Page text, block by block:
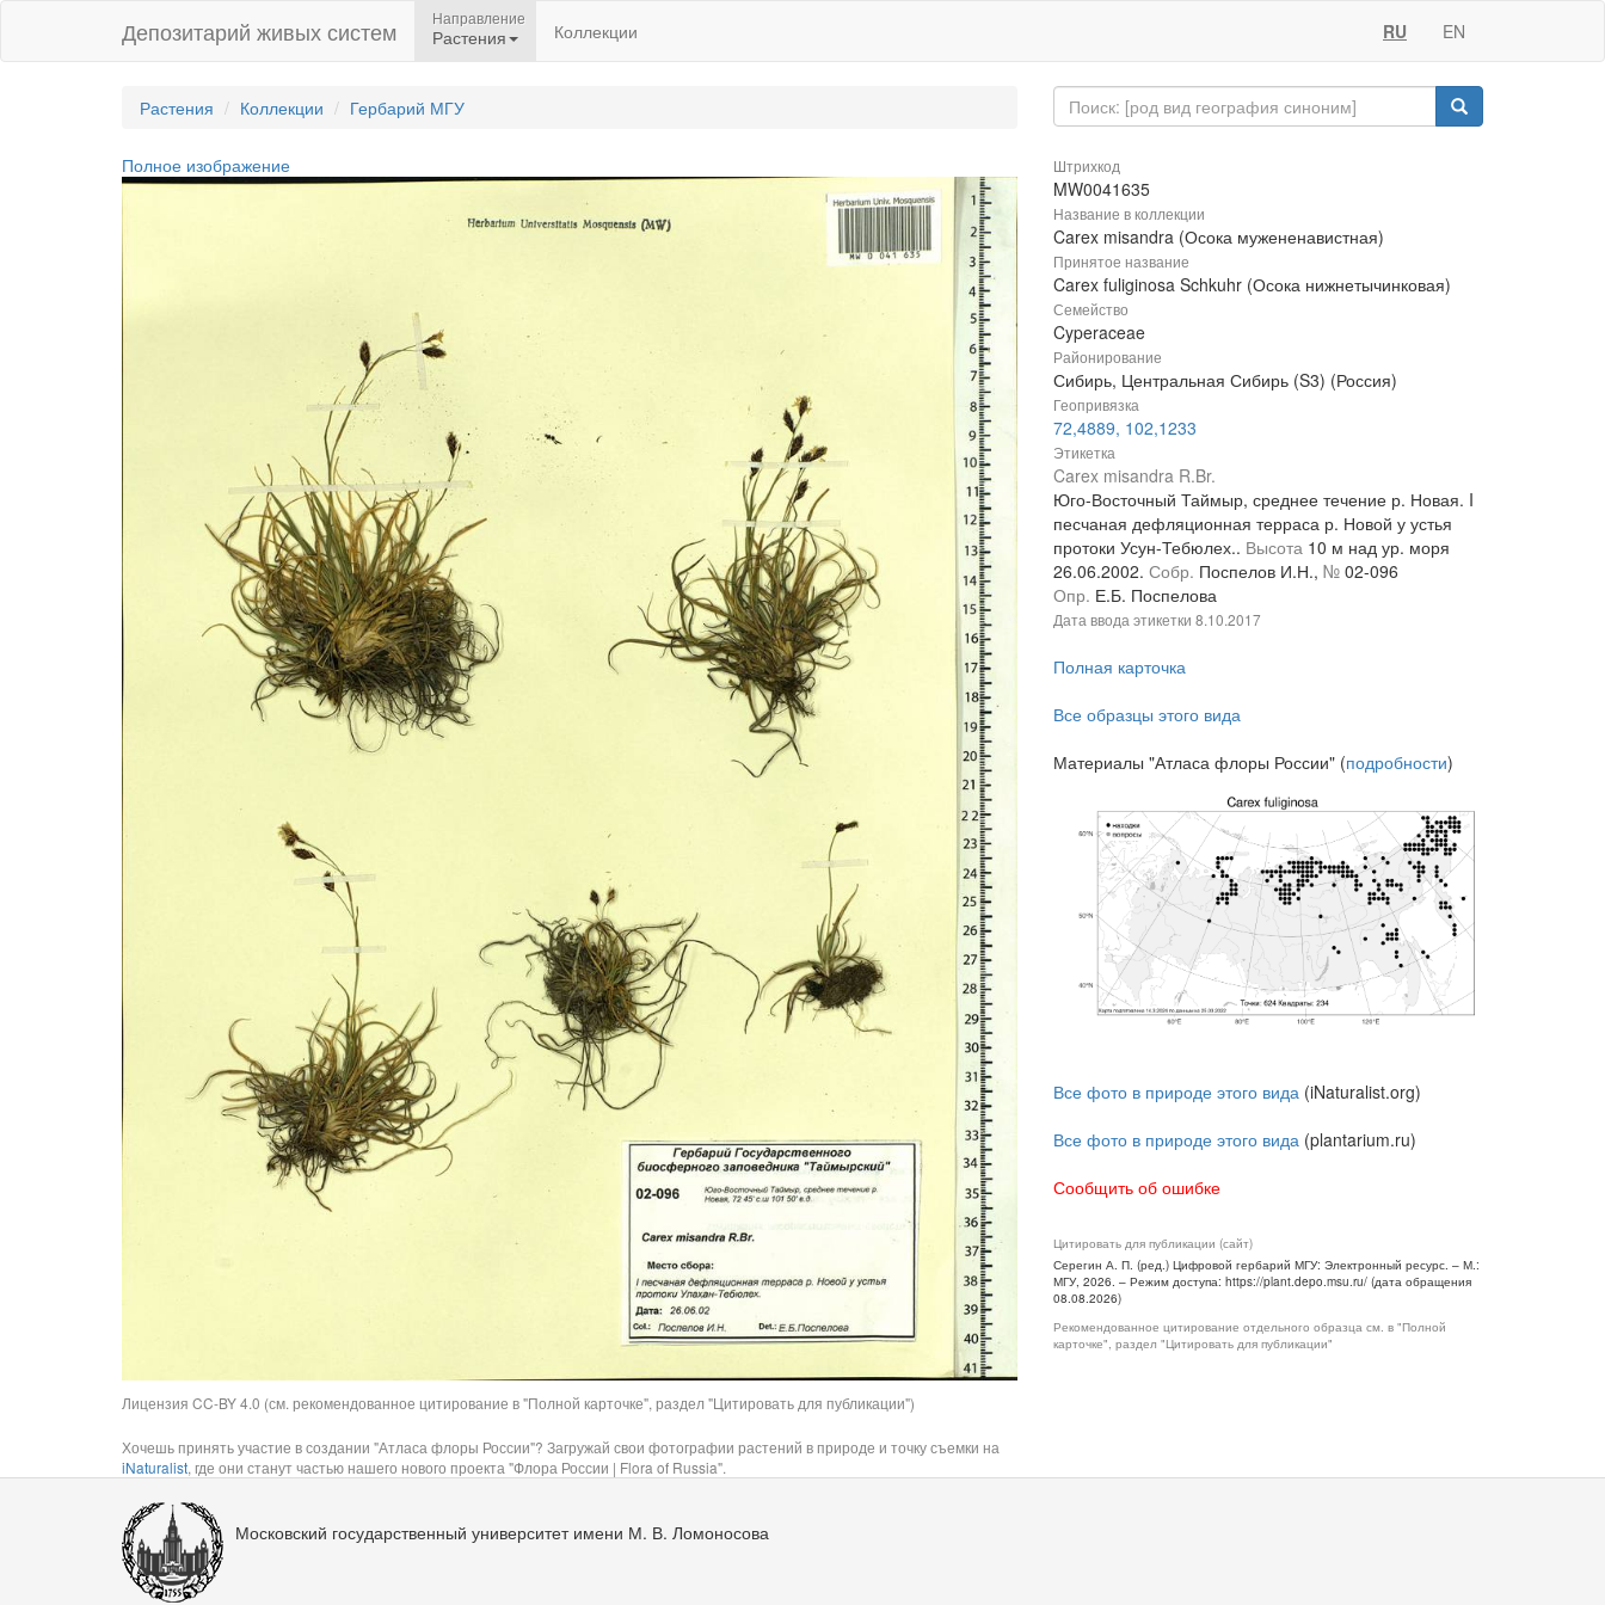
Депозитарий живых систем Направление
Растения Коллекции RU EN
Растения Коллекции Гербарий МГУ
Полное изображение
Лицензия CC-BY 4.0 (см. рекомендованное цитирование в "Полной карточке", раздел "Цитировать для публикации")
Хочешь принять участие в создании "Атласа флоры России"? Загружай свои фотографии растений в природе и точку съемки на
iNaturalist, где они станут частью нашего нового проекта "Флора России | Flora of Russia".
Штрихкод
MW0041635
Название в коллекции
Carex misandra (Осока мужененавистная)
Принятое название
Carex fuliginosa Schkuhr (Осока нижнетычинковая)
Семейство
Cyperaceae
Районирование
Сибирь, Центральная Сибирь (S3) (Россия)
Геопривязка
72,4889, 102,1233
Этикетка
Carex misandra R.Br.
Юго-Восточный Таймыр, среднее течение р. Новая. I
песчаная дефляционная терраса р. Новой у устья
протоки Усун-Тебюлех.. Высота 10 м над ур. моря
26.06.2002. Собр. Поспелов И.Н., № 02-096
Опр. Е.Б. Поспелова
Дата ввода этикетки 8.10.2017
Полная карточка
Все образцы этого вида
Материалы "Атласа флоры России" (подробности)
Все фото в природе этого вида (iNaturalist.org)
Все фото в природе этого вида (plantarium.ru)
Сообщить об ошибке
Цитировать для публикации (сайт)
Серегин А. П. (ред.) Цифровой гербарий МГУ: Электронный ресурс. – М.:
МГУ, 2026. – Режим доступа: https://plant.depo.msu.ru/ (дата обращения
08.08.2026)
Рекомендованное цитирование отдельного образца см. в "Полной
карточке", раздел "Цитировать для публикации"
Московский государственный университет имени М. В. Ломоносова